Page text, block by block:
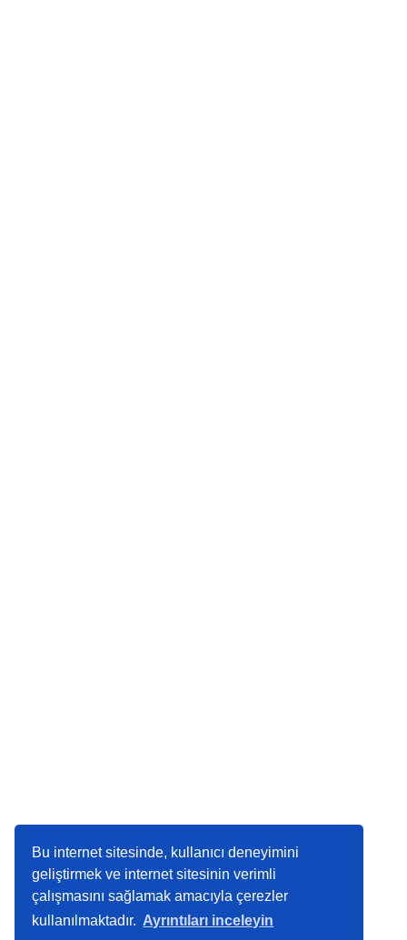
Bu internet sitesinde, kullanıcı deneyimini
geliştirmek ve internet sitesinin verimli
çalışmasını sağlamak amacıyla çerezler
kullanılmaktadır. Ayrıntıları inceleyin